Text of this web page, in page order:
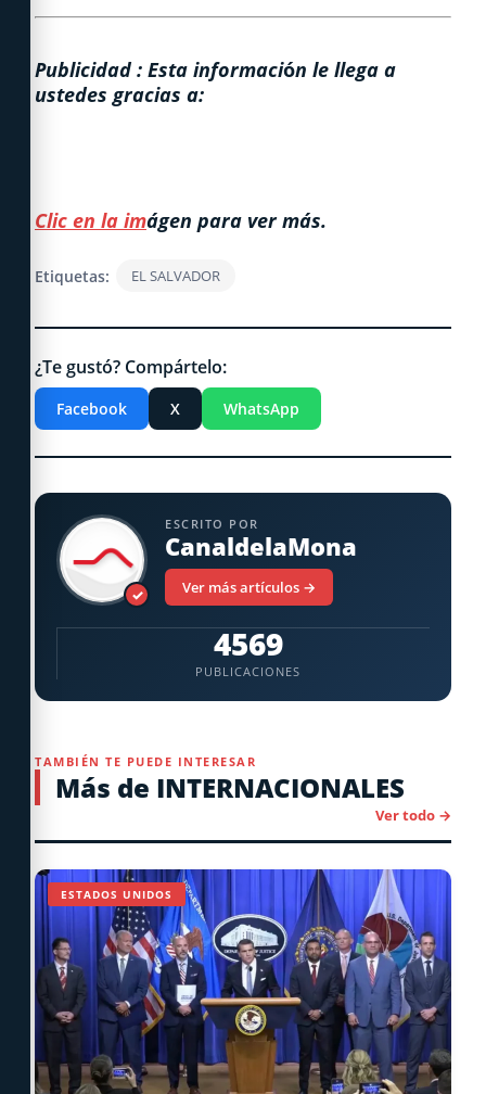
Publicidad : Esta información le llega a
ustedes gracias a:
Clic en la imágen para ver más.
Etiquetas: EL SALVADOR
¿Te gustó? Compártelo:
Facebook X WhatsApp
✓
ESCRITO POR
CanaldelaMona
Ver más artículos →
4569
PUBLICACIONES
TAMBIÉN TE PUEDE INTERESAR
Más de INTERNACIONALES
Ver todo →
ESTADOS UNIDOS